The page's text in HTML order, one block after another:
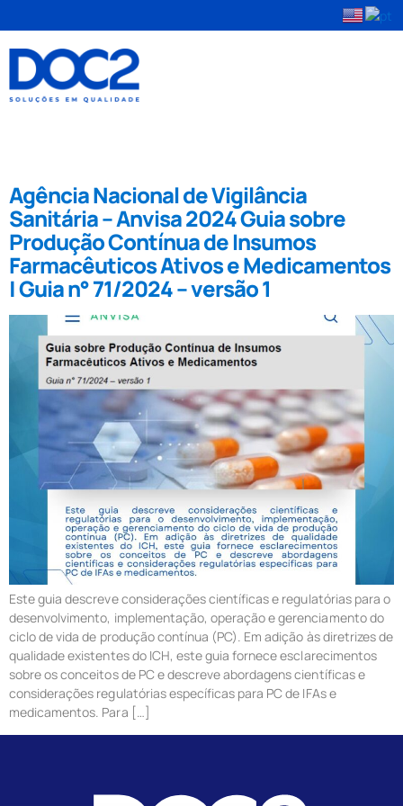
Agência Nacional de Vigilância
Sanitária – Anvisa 2024 Guia sobre
Produção Contínua de Insumos
Farmacêuticos Ativos e Medicamentos
| Guia n° 71/2024 – versão 1
Este guia descreve considerações científicas e regulatórias para o
desenvolvimento, implementação, operação e gerenciamento do
ciclo de vida de produção contínua (PC). Em adição às diretrizes de
qualidade existentes do ICH, este guia fornece esclarecimentos
sobre os conceitos de PC e descreve abordagens científicas e
considerações regulatórias específicas para PC de IFAs e
medicamentos. Para […]